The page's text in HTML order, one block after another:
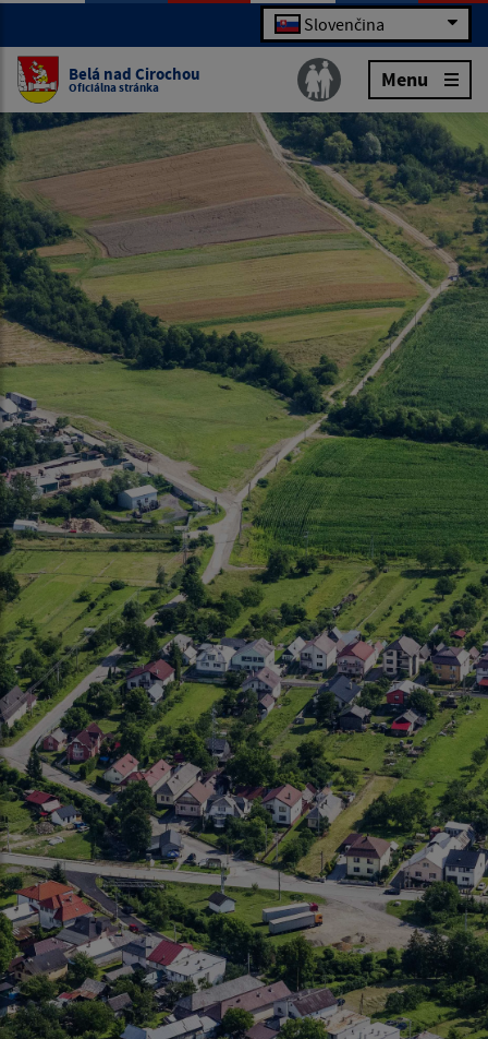
Slovenčina
Belá nad Cirochou
Oficiálna stránka Menu